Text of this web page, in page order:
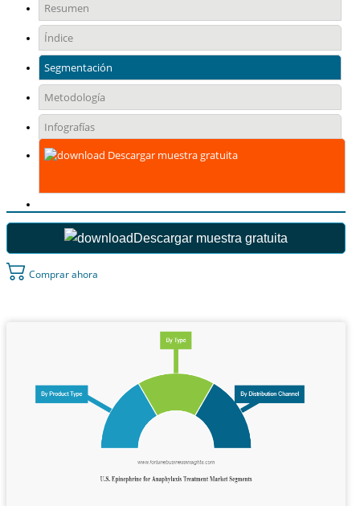
Resumen
Índice
Segmentación
Metodología
Infografías
Descargar muestra gratuita
Descargar muestra gratuita
Comprar ahora